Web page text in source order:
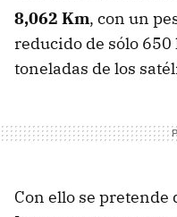
8,062 Km, con un
reducido de sólo
toneladas de los
Con ello se pretende